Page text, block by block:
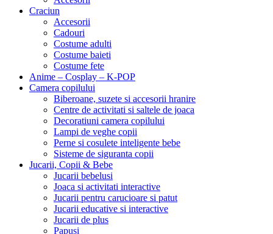
Craciun
Accesorii
Cadouri
Costume adulti
Costume baieti
Costume fete
Anime – Cosplay – K‑POP
Camera copilului
Biberoane, suzete si accesorii hranire
Centre de activitati si saltele de joaca
Decoratiuni camera copilului
Lampi de veghe copii
Perne si cosulete inteligente bebe
Sisteme de siguranta copii
Jucarii, Copii & Bebe
Jucarii bebelusi
Joaca si activitati interactive
Jucarii pentru carucioare si patut
Jucarii educative si interactive
Jucarii de plus
Papusi